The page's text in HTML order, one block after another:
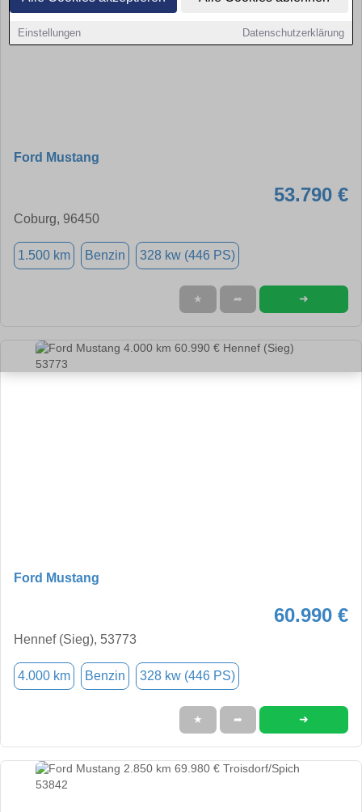
Einstellungen Datenschutzerklärung
Ford Mustang
53.790 €
Coburg, 96450
1.500 km Benzin 328 kw (446 PS)
★ ➦ ➜
Ford Mustang
60.990 €
Hennef (Sieg), 53773
4.000 km Benzin 328 kw (446 PS)
★ ➦ ➜